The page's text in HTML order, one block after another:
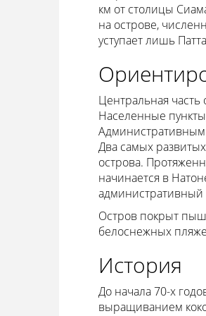
км от столицы
на острове,
уступает лишь
Центральная
Населенные
Два самых
острова.
начинается в
административный
Остров покрыт
белоснежных
История
До начала 70-х
выращиванием